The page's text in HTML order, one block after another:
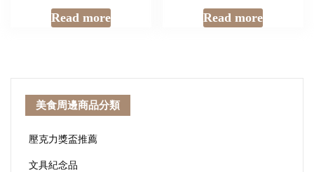
Read more Read more
美食周邊商品分類
壓克力獎盃推薦
文具紀念品